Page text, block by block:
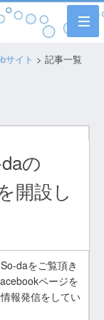
サイト > 記事一覧
の
開設し
daをご覧頂き
ページを
報発信をしてい